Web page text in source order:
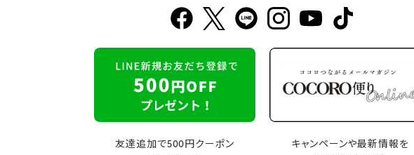
友達追加で500円クーポン
キャンペーンや最新情報を